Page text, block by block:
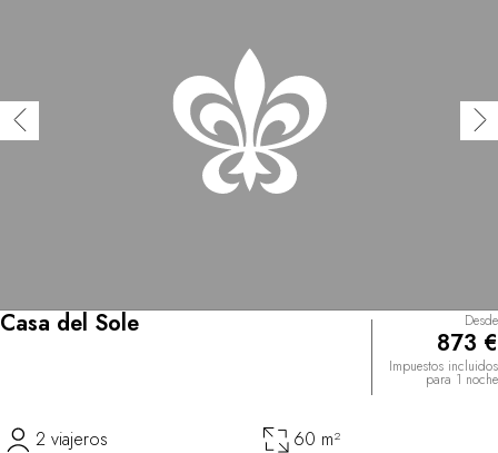
Casa del Sole Desde
873 €
Impuestos incluidos
para 1 noche
2 viajeros 60 m²